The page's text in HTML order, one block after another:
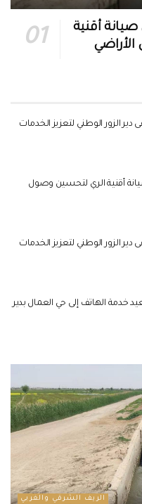
صيانة أقنية
الزور الوطني لتعزيز الخدمات
صيانة أقنية الري لتحسين وصول
الزور الوطني لتعزيز الخدمات
تعيد خدمة الهاتف إلى حي العمال بدير
الريف الشرقي والغربي